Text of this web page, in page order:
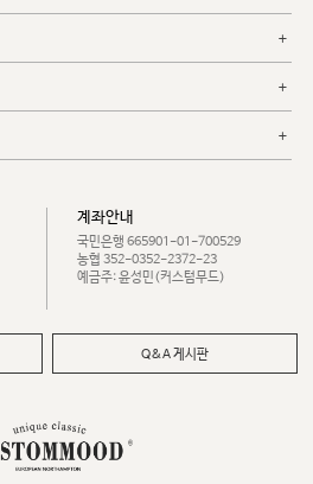
계좌안내
국민은행 665901-01-700529
농협 352-0352-2372-23
예금주: 윤성민(커스텀무드)
Q&A 게시판